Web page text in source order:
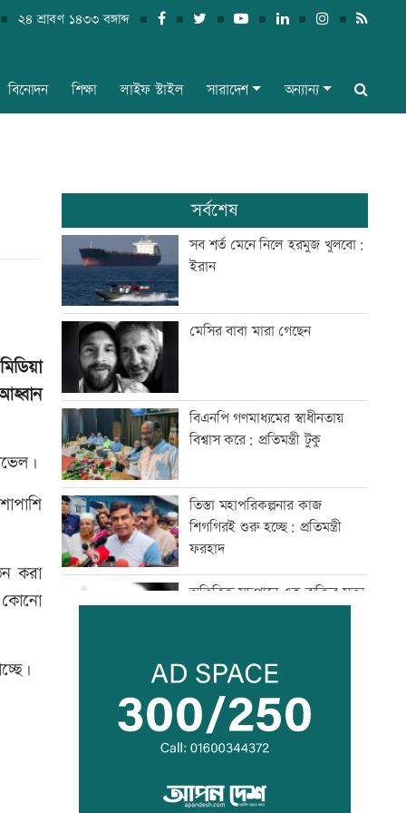
২৪ শ্রাবণ ১৪৩৩ বঙ্গাব্দ
বিনোদন শিক্ষা লাইফ স্টাইল সারাদেশ অন্যান্য
করা
কোনো
সর্বশেষ
সব শর্ত মেনে নিলে হরমুজ খুলবো:
ইরান
মেসির বাবা মারা গেছেন
বিএনপি গণমাধ্যমের স্বাধীনতায়
বিশ্বাস করে: প্রতিমন্ত্রী টুকু
তিস্তা মহাপরিকল্পনার কাজ
শিগগিরই শুরু হচ্ছে: প্রতিমন্ত্রী
ফরহাদ
অতিরিক্ত মদপানে এক ব্যক্তির মৃত্যু
ইবির গবেষণাপত্র প্রত্যাহারের
ঘটনায় তদন্ত কমিটি
থানায় মামলা